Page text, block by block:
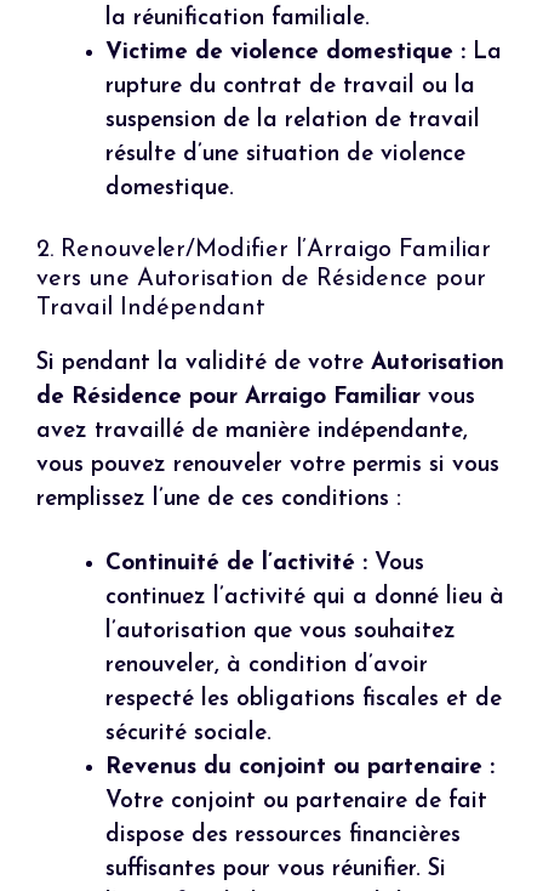
la réunification familiale.
Victime de violence domestique : La
rupture du contrat de travail ou la
suspension de la relation de travail
résulte d’une situation de violence
domestique.
2. Renouveler/Modifier l’Arraigo Familiar
vers une Autorisation de Résidence pour
Travail Indépendant
Si pendant la validité de votre Autorisation
de Résidence pour Arraigo Familiar vous
avez travaillé de manière indépendante,
vous pouvez renouveler votre permis si vous
remplissez l’une de ces conditions :
Continuité de l’activité : Vous
continuez l’activité qui a donné lieu à
l’autorisation que vous souhaitez
renouveler, à condition d’avoir
respecté les obligations fiscales et de
sécurité sociale.
Revenus du conjoint ou partenaire :
Votre conjoint ou partenaire de fait
dispose des ressources financières
suffisantes pour vous réunifier. Si